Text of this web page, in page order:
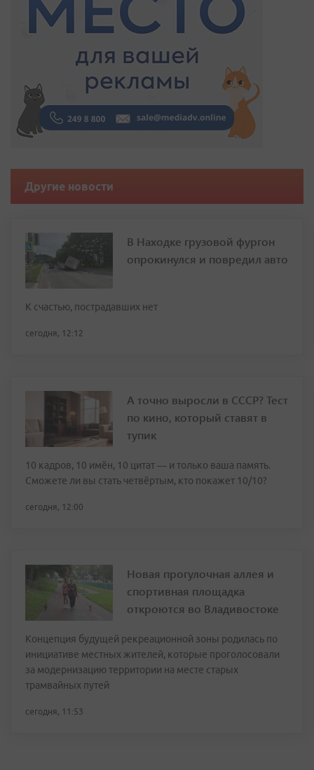
Другие новости
В Находке грузовой фургон
опрокинулся и повредил авто
К счастью, пострадавших нет
сегодня, 12:12
А точно выросли в СССР? Тест
по кино, который ставят в
тупик
10 кадров, 10 имён, 10 цитат — и только ваша память.
Сможете ли вы стать четвёртым, кто покажет 10/10?
сегодня, 12:00
Новая прогулочная аллея и
спортивная площадка
откроются во Владивостоке
Концепция будущей рекреационной зоны родилась по
инициативе местных жителей, которые проголосовали
за модернизацию территории на месте старых
трамвайных путей
сегодня, 11:53